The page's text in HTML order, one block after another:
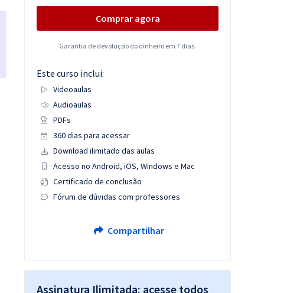
Comprar agora
Garantia de devolução do dinheiro em 7 dias.
Este curso inclui:
Videoaulas
Audioaulas
PDFs
360 dias para acessar
Download ilimitado das aulas
Acesso no Android, iOS, Windows e Mac
Certificado de conclusão
Fórum de dúvidas com professores
Compartilhar
Assinatura Ilimitada: acesse todos